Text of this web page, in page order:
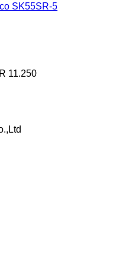
SK55SR-5
11.250